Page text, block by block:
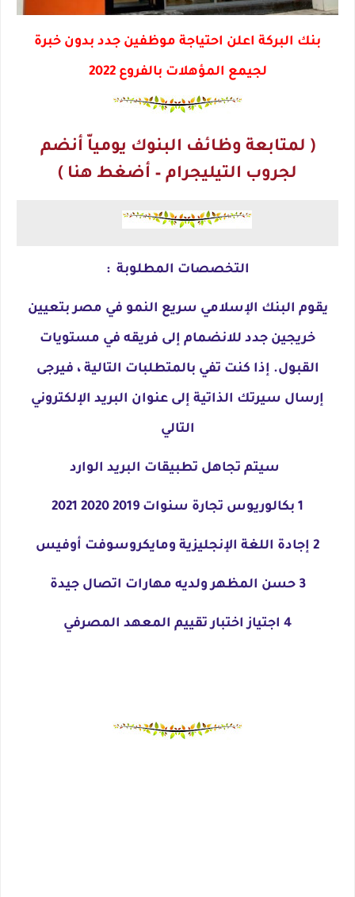
بنك البركة اعلن احتياجة موظفين جدد بدون خبرة
لجيمع المؤهلات بالفروع 2022
( لمتابعة وظائف البنوك يومياّ أنضم
لجروب التيليجرام – أضغط هنا )
التخصصات المطلوبة :
يقوم البنك الإسلامي سريع النمو في مصر بتعيين
خريجين جدد للانضمام إلى فريقه في مستويات
القبول. إذا كنت تفي بالمتطلبات التالية ، فيرجى
إرسال سيرتك الذاتية إلى عنوان البريد الإلكتروني
التالي
سيتم تجاهل تطبيقات البريد الوارد
1 بكالوريوس تجارة سنوات 2019 2020 2021
2 إجادة اللغة الإنجليزية ومايكروسوفت أوفيس
3 حسن المظهر ولديه مهارات اتصال جيدة
4 اجتياز اختبار تقييم المعهد المصرفي